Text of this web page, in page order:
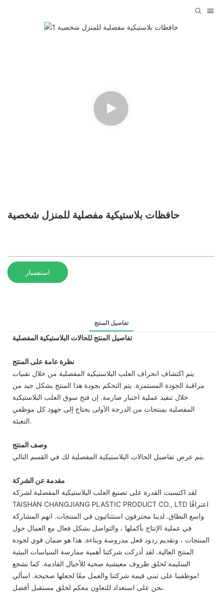
حافظات بلاستيكية مفصلية للمنزل شخصية
استفسار
تفاصيل المنتج
تفاصيل المنتج للحالات البلاستيكية المفصلية
نظرة عامة على المنتج
يتم اكتشاف انحراف العلب البلاستيكية المفصلية من خلال تقنيات
مراقبة الجودة المستمرة. يتم التحكم بجودة هذا المنتج بشكل جيد من
خلال تنفيذ عملية اختبار صارمة. إن فتح سوق العلب البلاستيكية
المفصلية بمنتجات من الدرجة الأولى يحتاج إلى جهود كل موظفي
التعبئة.
وصف المنتج
يتم عرض تفاصيل الحالات البلاستيكية المفصلية لك في القسم التالي.
مقدمة عن الشركة
لقد اكتسبت القدرة على تصنيع العلب البلاستيكية المفصلية لشركة
TAISHAN CHANGJIANG PLASTIC PRODUCT CO., LTD اعترافًا
واسع النطاق. لدينا محترفون استثنائيون في المنتجات. انهم المشاركة
في عملية الإنتاج بأكملها ، والتواصل بشكل فعال مع العمال حول
المنتجات ، وتقديم ردود فعل مدروسة وبناءة. هذا هو ضمان قوي لجودة
المنتج العالية. لقد أدركت شركتنا أهمية ممارسة السياسات البيئية
السليمة لخلق ظروف معيشية صحية للأجيال القادمة. كما نشجع
موظفينا على تبني قيمة شركتنا والعمل معًا لجعلها صحيحة. اسألي!
نحن على استعداد للتعاون معكم لخلق مستقبل أفضل.